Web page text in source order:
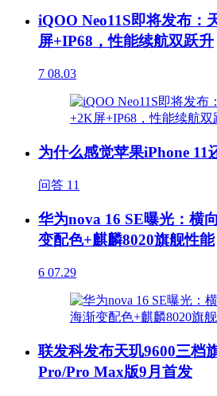
iQOO Neo11S即将发布：
屏+IP68，性能续航双跃升
7 08.03
为什么感觉苹果iPhone 11
问答 11
华为nova 16 SE曝光：横
变配色+麒麟8020旗舰性能
6 07.29
联发科发布天玑9600三档
Pro/Pro Max版9月首发